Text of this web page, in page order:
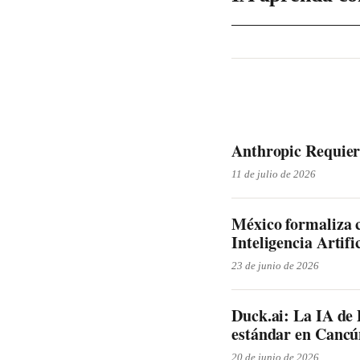
Anthropic
11 de julio de 2026
México formaliza
Inteligencia
23 de junio de 2026
Duck.ai: La IA de
estándar en
20 de junio de 2026